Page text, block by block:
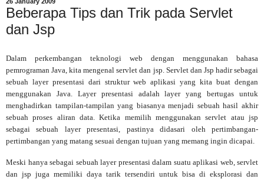
Beberapa Tips dan Trik pada Servlet
dan Jsp
Dalam perkembangan teknologi web dengan menggunakan bahasa
pemrograman Java, kita mengenal servlet dan jsp. Servlet dan Jsp hadir sebagai
sebuah layer presentasi dari struktur web aplikasi yang kita buat dengan
menggunakan Java. Layer presentasi adalah layer yang bertugas untuk
menghadirkan tampilan-tampilan yang biasanya menjadi sebuah hasil akhir
sebuah proses aliran data. Ketika memilih menggunakan servlet atau jsp
sebagai sebuah layer presentasi, pastinya didasari oleh pertimbangan-
pertimbangan yang matang sesuai dengan tujuan yang memang ingin dicapai.
Meski hanya sebagai sebuah layer presentasi dalam suatu aplikasi web, servlet
dan jsp juga memiliki daya tarik tersendiri untuk bisa di eksplorasi dan